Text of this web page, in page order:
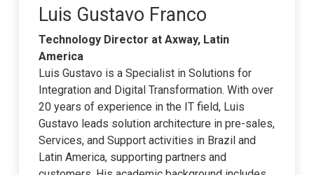
Luis Gustavo Franco
Technology Director at Axway, Latin
America
Luis Gustavo is a Specialist in Solutions for
Integration and Digital Transformation. With over
20 years of experience in the IT field, Luis
Gustavo leads solution architecture in pre-sales,
Services, and Support activities in Brazil and
Latin America, supporting partners and